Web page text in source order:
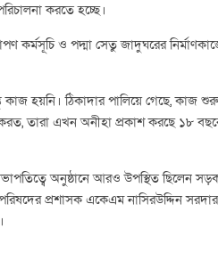
করতে হচ্ছে।
ও পদ্মা সেতু জাদুঘরের
হয়নি। ঠিকাদার পালিয়ে গেছে, কাজ
তারা এখন অনীহা প্রকাশ করছে ১৮
অনুষ্ঠানে আরও উপস্থিত ছিলেন সড়ক
প্রশাসক একেএম নাসিরউদ্দিন